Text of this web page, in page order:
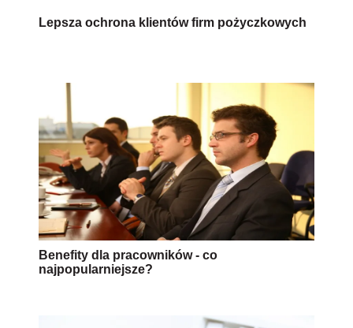
Lepsza ochrona klientów firm pożyczkowych
Benefity dla pracowników - co
najpopularniejsze?